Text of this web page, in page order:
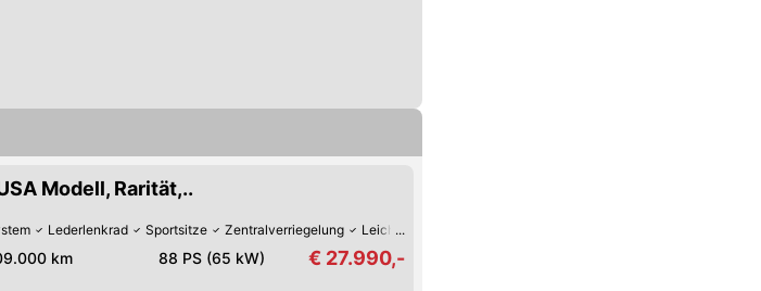
Modell, Rarität,..
Lederlenkrad Sportsitze Zentralverriegelung Leichtmetall-Felgen
km 88 PS (65 kW) € 27.990,-